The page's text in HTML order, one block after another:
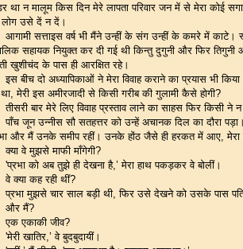
था न मालूम किस दिन मेरे लापता परिवार जन में से मेरा कोई
लोग उसे दें न दें।
आगामी सत्ताइस वर्ष भी मैंने उन्हीं के संग उन्हीं के कमरे में
सहायक नियुक्त कर दी गई थी किन्तु दुगुनी और फिर तिगुनी
खुशीचंद के पास ही आरक्षित रहे।
इस बीच दो अध्यापिकाओं ने मेरा विवाह कराने का प्रयास भी
था, मेरी इस अमीरजादी से किसी गरीब की गुलामी कैसे होगी?
तीसरी बार मेरे लिए विवाह प्रस्ताव लाने का साहस फिर किसी ने न
पाँच जून उन्नीस सौ सतहत्तर को उन्हें अचानक दिल का दौरा
और मैं उनके समीप रहीं। उनके होंठ जैसे ही हरकत में आए, मेरा
क्या वे मुझसे माफी माँगेगी?
'प्रभा को अब तुझे ही देखना है,’ मेरा हाथ पकड़कर वे बोलीं।
वे क्या कह रही थीं?
प्रभा मुझसे चार साल बड़ी थी, फिर उसे देखने को उसके पास
और मैं?
एक एकाकी जीव?
'मेरी खातिर,’ वे बुदबुदायीं।